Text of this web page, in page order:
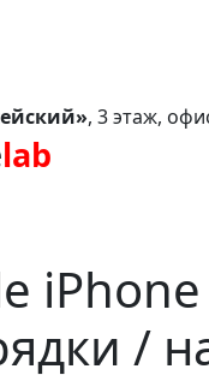
, 3 этаж,
lab
/